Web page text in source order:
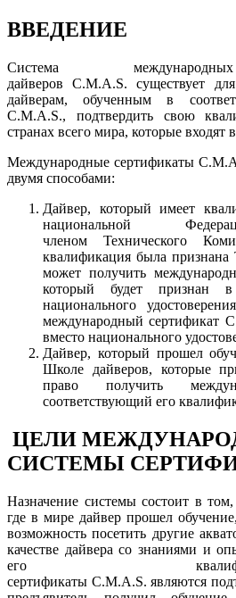
ВВЕДЕНИЕ
Система
дайверов C.M.A.S. существует
дайверам, обученным в
C.M.A.S., подтвердить свою
странах всего мира, которые входят
Международные сертификаты
двумя способами:
Дайвер, который имеет
национальной
членом Технического
квалификация была
может получить
который будет признан в
национального
международный сертификат
вместо национального
Дайвер, который прошел
Школе дайверов, которые
право получить
соответствующий его
ЦЕЛИ
СИСТЕМЫ
Назначение системы состоит в
где в мире дайвер прошел
возможность посетить другие
качестве дайвера со знаниями и
его
сертификаты C.M.A.S. являются